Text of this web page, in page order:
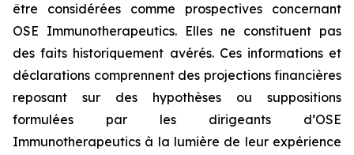
être considérées comme prospectives concernant
OSE Immunotherapeutics. Elles ne constituent pas
des faits historiquement avérés. Ces informations et
déclarations comprennent des projections financières
reposant sur des hypothèses ou suppositions
formulées par les dirigeants d’OSE
Immunotherapeutics à la lumière de leur expérience